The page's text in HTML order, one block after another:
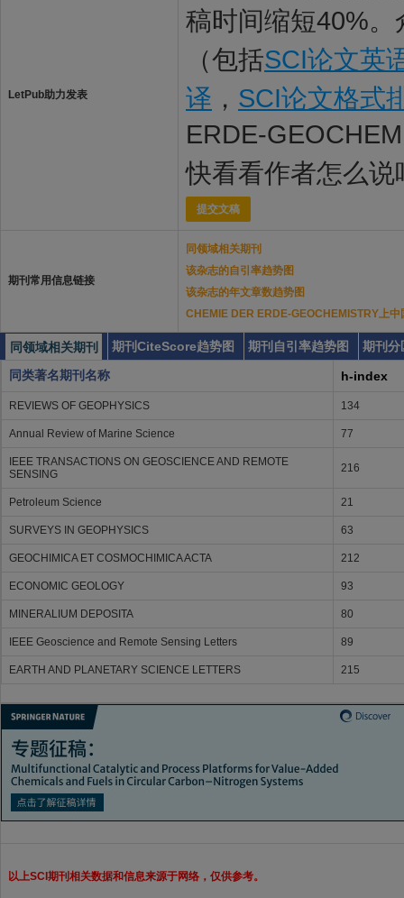
LetPub助力发表
稿时间缩短40%
（包括SCI论文英
译 ， SCI论文格式
ERDE-
快看看作者怎么说
提交文稿
期刊常用信息链接
同领域相关期刊
该杂志的自引率趋势图
该杂志的年文章数趋势图
CHEMIE DER ERDE-GEOCHEMISTRY上
同领域相关期刊 期刊CiteScore趋势图 期刊自引率趋势图
期刊分
同类著名期刊名称
h-index
REVIEWS OF GEOPHYSICS 134
Annual Review of Marine Science 77
IEEE TRANSACTIONS ON GEOSCIENCE AND REMOTE
SENSING
216
Petroleum Science 21
SURVEYS IN GEOPHYSICS 63
GEOCHIMICA ET COSMOCHIMICA ACTA 212
ECONOMIC GEOLOGY 93
MINERALIUM DEPOSITA 80
IEEE Geoscience and Remote Sensing Letters 89
EARTH AND PLANETARY SCIENCE LETTERS 215
以上SCI期刊相关数据和信息来源于网络，仅供参考。